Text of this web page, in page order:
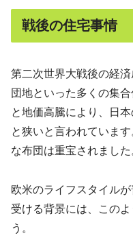
戦後の住宅事情
第二次世界大戦後の経
団地といった多くの集
と地価高騰により、日
と狭いと言われていま
な布団は重宝されました
欧米のライフスタイル
受ける背景には、この
う。